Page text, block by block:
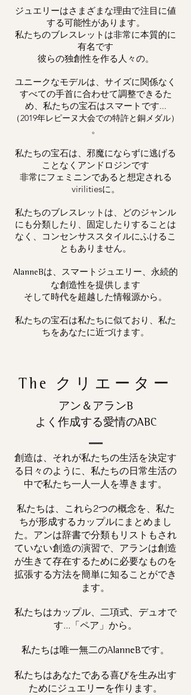
ジュエリーはさまざまな理由で注目に値
する可能性があります。
私たちのブレスレットは非常に本質的に
有名です
彼らの独創性を作る人々の。
ユニークなモデルは、サイズに関係なく
すべての手首に合わせて調整できるた
め、私たちの宝石はスマートです...
（2019年レピーヌ大会での特許と銅メダル）
。
私たちの宝石は、邪魔にならずに逃げる
ことなくアンドロジンです
非常にフェミニンであると想定される
virilitiesに。
私たちのブレスレットは、どのジャンル
にも分類したり、固定したりすることは
なく、コンセンサススタイルにふけるこ
ともありません。
AlanneBは、スマートジュエリー、永続的
な創造性を提供します
そして時代を超越した情報源から。
私たちの宝石は私たちに似ており、私た
ちをあなたに近づけます。
The クリエーター
アン＆アランB
よく作成する愛情のABC
創造は、それが私たちの生活を決定す
る日々のように、私たちの日常生活の
中で私たち一人一人を導きます。
私たちは、これら2つの概念を、私た
ちが形成するカップルにまとめまし
た。アンは辞書で分類もリストもされ
ていない創造の演習で、アランは創造
が生きて存在するために必要なものを
拡張する方法を簡単に知ることができ
ます。
私たちはカップル、二項式、デュオで
す...「ペア」から。
私たちは唯一無二のAlanneBです。
私たちはあなたである喜びを生み出す
ためにジュエリーを作ります。